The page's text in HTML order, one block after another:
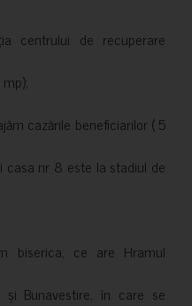
centrului de recuperare
cazările beneficiarilor ( 5
nr 8 este la stadiul de
biserica, ce are Hramul
și Bunavestire, în care se